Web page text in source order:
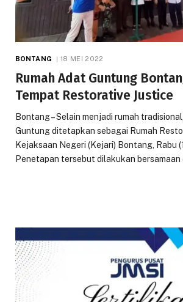
BONTANG 18 MEI 2022
Rumah Adat Guntung
Tempat Restorative Justice
Bontang – Selain menjadi rumah
Guntung ditetapkan sebagai Rumah
Kejaksaan Negeri (Kejari) Bontang, Rabu
Penetapan tersebut dilakukan